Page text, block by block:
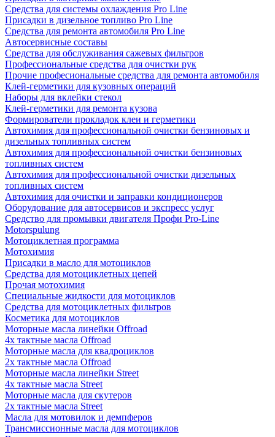
Средства для системы охлаждения Pro Line
Присадки в дизельное топливо Pro Line
Средства для ремонта автомобиля Pro Line
Автосервисные составы
Средства для обслуживания сажевых фильтров
Профессиональные средства для очистки рук
Прочие професиональные средства для ремонта автомобиля
Клей-герметики для кузовных операций
Наборы для вклейки стекол
Клей-герметики для ремонта кузова
Формирователи прокладок клеи и герметики
Автохимия для профессиональной очистки бензиновых и
дизельных топливных систем
Автохимия для профессиональной очистки бензиновых
топливных систем
Автохимия для профессиональной очистки дизельных
топливных систем
Автохимия для очистки и заправки кондиционеров
Оборудование для автосервисов и экспресс услуг
Средство для промывки двигателя Профи Pro-Line
Motorspulung
Мотоциклетная программа
Мотохимия
Присадки в масло для мотоциклов
Средства для мотоциклетных цепей
Прочая мотохимия
Специальные жидкости для мотоциклов
Средства для мотоциклетных фильтров
Косметика для мотоциклов
Моторные масла линейки Offroad
4х тактные масла Offroad
Моторные масла для квадроциклов
2х тактные масла Offroad
Моторные масла линейки Street
4х тактные масла Street
Моторные масла для скутеров
2х тактные масла Street
Масла для мотовилок и демпферов
Трансмиссионные масла для мотоциклов